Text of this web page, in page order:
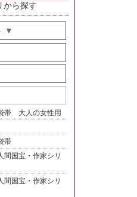
から探す
帯 大人の女性用
帯
国宝・作家シリ
国宝・作家シリ